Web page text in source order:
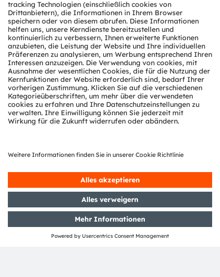
Überblick über die Transformationskosten
Das Unternehmen bereinigt die operativen
Leistungskennzahlen (ber. EBITDA und ber. EBIT) u.a.
um die Transformationskosten. Im Jahr 2024 werden
sie hauptsächlich durch die Anpassung der microLED-
Strategie und das Programm „Re-establish the Base“
verursacht.
Die angepasste microLED-Strategie führte im ersten
Quartal zu Wertminderungsaufwendungen in Höhe von
EUR 513 Millionen und weiteren Transformationskosten
in Höhe von EUR 119 Millionen, einschließlich nicht
in Q2/2024 EUR 7 Millionen an Rückstellungen im
Projekts aufgelöst. Zusammenfassend erwartet das
Unternehmen nun insgesamt rund EUR 680 Millionen
an Transformationskosten im Zusammenhang mit der
Anpassung der microLED-Strategie, einschließlich
Wertminderungen (vormals EUR 700 Millionen).
establish the Base" beliefen sich in Q2/24 auf EUR 6